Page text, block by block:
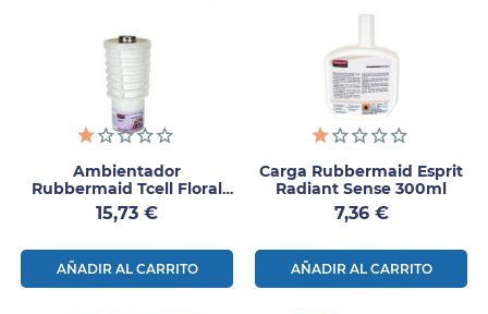
Ambientador
Rubbermaid Tcell Floral
Blaze 55ml
Precio
15,73 €
AÑADIR AL CARRITO
Carga Rubbermaid Esprit
Radiant Sense 300ml
Precio
7,36 €
AÑADIR AL CARRITO